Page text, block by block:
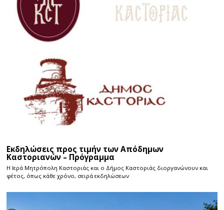
Εκδηλώσεις προς τιμήν των Απόδημων
Καστοριανών – Πρόγραμμα
Η Ιερά Μητρόπολη Καστοριάς και ο Δήμος Καστοριάς διοργανώνουν και
φέτος, όπως κάθε χρόνο, σειρά εκδηλώσεων